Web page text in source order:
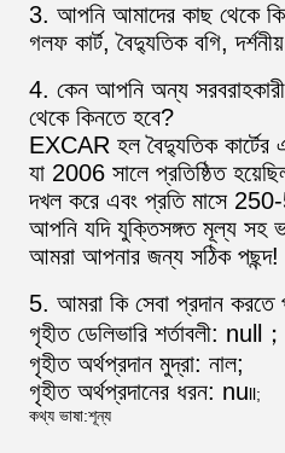
3. আপনি আমাদের কাছ থেকে
গলফ কার্ট, বৈদ্যুতিক বগি,
4. কেন আপনি অন্য
থেকে কিনতে হবে?
EXCAR হল বৈদ্যুতিক কার্টের
যা 2006 সালে প্রতিষ্ঠিত
দখল করে এবং প্রতি মাসে 250-
আপনি যদি যুক্তিসঙ্গত মূল্য সহ
আমরা আপনার জন্য সঠিক পছন্দ!
5. আমরা কি সেবা প্রদান করতে
গৃহীত ডেলিভারি শর্তাবলী: null；
গৃহীত অর্থপ্রদান মুদ্রা: নাল;
গৃহীত অর্থপ্রদানের ধরন: null;
কথ্য ভাষা:শূন্য